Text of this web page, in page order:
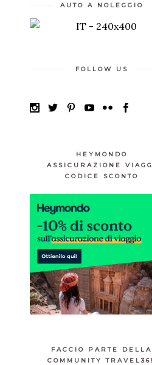
AUTO A NOLEGGIO
FOLLOW US
HEYMONDO
ASSICURAZIONE
CODICE SCONTO
FACCIO PARTE DELLA
COMMUNITY